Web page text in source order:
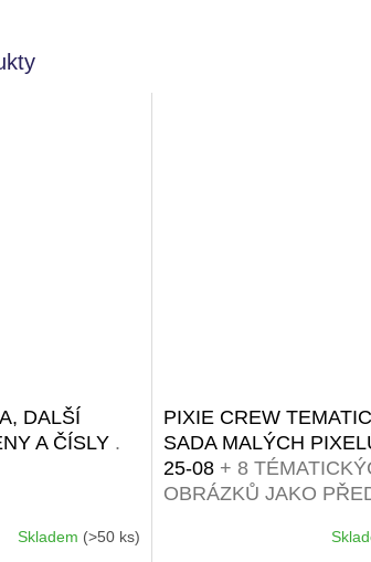
DALŠÍ
A ČÍSLY .
Skladem (>50 ks)
PIXIE CREW
SADA MALÝCH
25-08 + 8
OBRÁZKŮ JAKO